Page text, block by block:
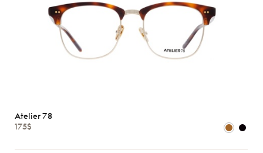
Atelier 78
175$